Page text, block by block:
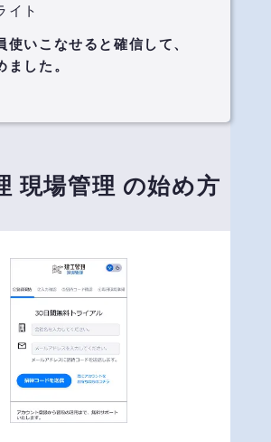
イト
使いこなせると確信して、
ました。
現場管理 の始め方